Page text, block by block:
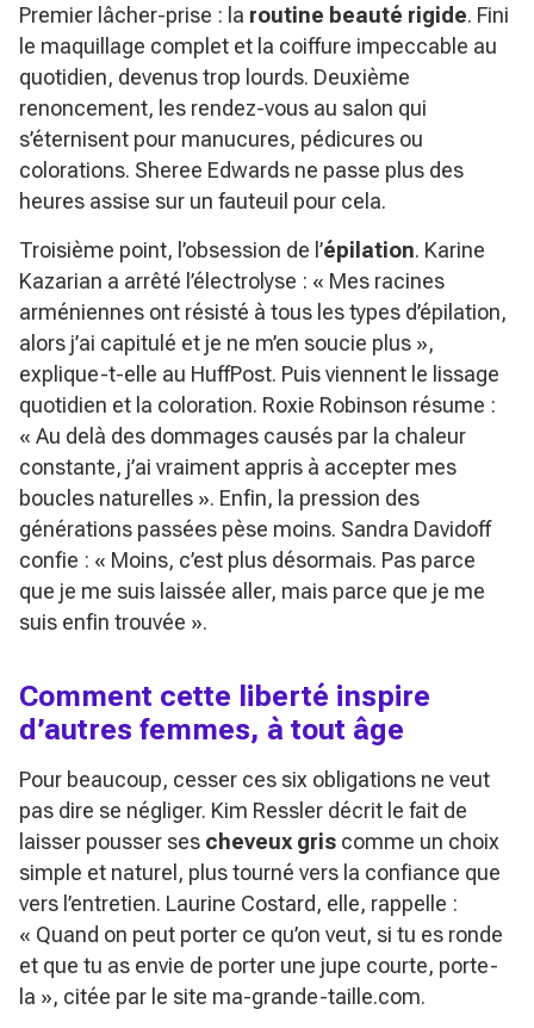
Premier lâcher-prise : la routine beauté rigide. Fini
le maquillage complet et la coiffure impeccable au
quotidien, devenus trop lourds. Deuxième
renoncement, les rendez-vous au salon qui
s’éternisent pour manucures, pédicures ou
colorations. Sheree Edwards ne passe plus des
heures assise sur un fauteuil pour cela.
Troisième point, l’obsession de l’épilation. Karine
Kazarian a arrêté l’électrolyse : « Mes racines
arméniennes ont résisté à tous les types d’épilation,
alors j’ai capitulé et je ne m’en soucie plus »,
explique-t-elle au HuffPost. Puis viennent le lissage
quotidien et la coloration. Roxie Robinson résume :
« Au delà des dommages causés par la chaleur
constante, j’ai vraiment appris à accepter mes
boucles naturelles ». Enfin, la pression des
générations passées pèse moins. Sandra Davidoff
confie : « Moins, c’est plus désormais. Pas parce
que je me suis laissée aller, mais parce que je me
suis enfin trouvée ».
Comment cette liberté inspire
d’autres femmes, à tout âge
Pour beaucoup, cesser ces six obligations ne veut
pas dire se négliger. Kim Ressler décrit le fait de
laisser pousser ses cheveux gris comme un choix
simple et naturel, plus tourné vers la confiance que
vers l’entretien. Laurine Costard, elle, rappelle :
« Quand on peut porter ce qu’on veut, si tu es ronde
et que tu as envie de porter une jupe courte, porte-
la », citée par le site ma-grande-taille.com.